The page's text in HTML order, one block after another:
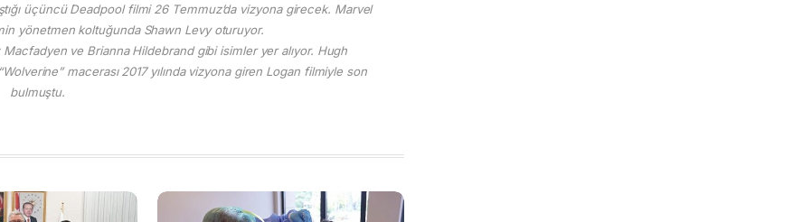
üçüncü Deadpool filmi 26 Temmuz’da vizyona girecek. Marvel
yönetmen koltuğunda Shawn Levy oturuyor.
ve Brianna Hildebrand gibi isimler yer alıyor. Hugh
macerası 2017 yılında vizyona giren Logan filmiyle son
bulmuştu.